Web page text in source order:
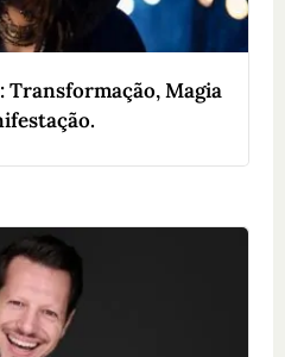
Transformação, Magia